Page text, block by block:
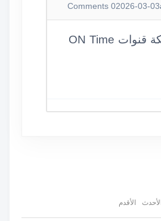
2026-03-03
0
ما تردد شبكة قنوات ON Time
الأحدث الأقدم